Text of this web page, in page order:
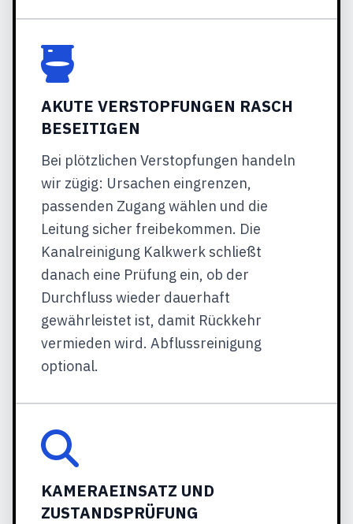
AKUTE VERSTOPFUNGEN RASCH
BESEITIGEN
Bei plötzlichen Verstopfungen handeln
wir zügig: Ursachen eingrenzen,
passenden Zugang wählen und die
Leitung sicher freibekommen. Die
Kanalreinigung Kalkwerk schließt
danach eine Prüfung ein, ob der
Durchfluss wieder dauerhaft
gewährleistet ist, damit Rückkehr
vermieden wird. Abflussreinigung
optional.
KAMERAEINSATZ UND
ZUSTANDSPRÜFUNG